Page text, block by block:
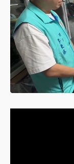
台東農業處長
押庭
父親節泡湯了
雨熱區曝
女律師陳昱瑄
暑假過三周才
▲
▼